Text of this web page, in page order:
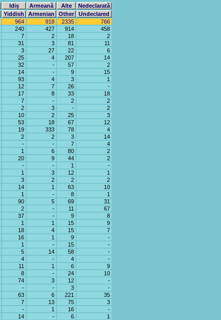
Idiș Armeană Alte
Nedeclarată
Yiddish Armenian Other
Undeclared
964 918 2335
766
240 427 914
458
7 2 18
2
31 3 81
11
3 27 22
6
25 4 207
14
32 - 57
2
14 - 9
15
93 4 3
1
12 7 26
-
17 8 33
18
7 - 2
2
2 3 -
2
10 2 25
3
53 18 67
12
19 333 78
4
2 2 3
14
- - 7
4
1 6 80
2
20 9 44
2
- - 1
-
1 3 12
1
3 2 2
2
14 1 63
10
1 - 8
1
90 5 69
31
2 - 11
67
37 - 9
8
1 1 15
9
18 4 15
7
16 1 9
-
1 - 15
-
5 14 58
-
4 - 4
-
11 1 6
9
8 - 24
10
74 3 12
-
- - 3
-
63 6 221
35
7 13 75
3
- 1 16
-
14 - 6
1